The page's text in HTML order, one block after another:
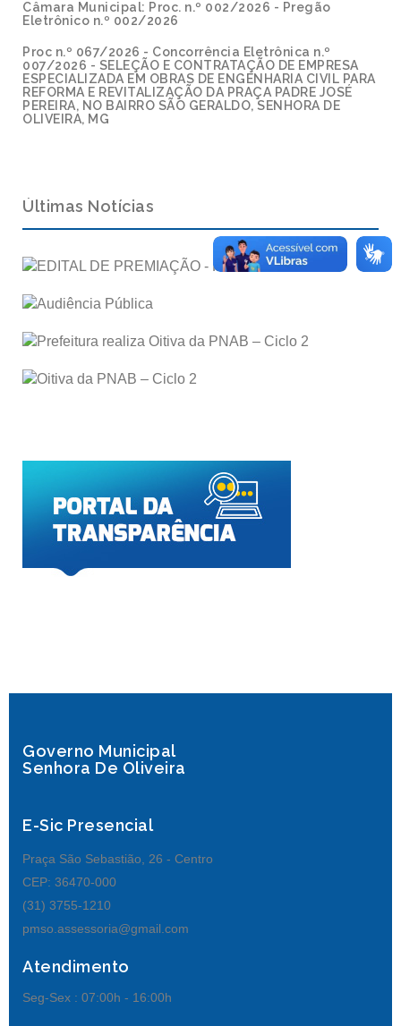
Câmara Municipal: Proc. n.º 002/2026 - Pregão
Eletrônico n.º 002/2026
Proc n.º 067/2026 - Concorrência Eletrônica n.º
007/2026 - SELEÇÃO E CONTRATAÇÃO DE EMPRESA
ESPECIALIZADA EM OBRAS DE ENGENHARIA CIVIL PARA
REFORMA E REVITALIZAÇÃO DA PRAÇA PADRE JOSÉ
PEREIRA, NO BAIRRO SÃO GERALDO, SENHORA DE
OLIVEIRA, MG
Últimas Notícias
Governo Municipal
Senhora De Oliveira
E-Sic Presencial
Praça São Sebastião, 26 - Centro
CEP: 36470-000
(31) 3755-1210
pmso.assessoria@gmail.com
Atendimento
Seg-Sex : 07:00h - 16:00h